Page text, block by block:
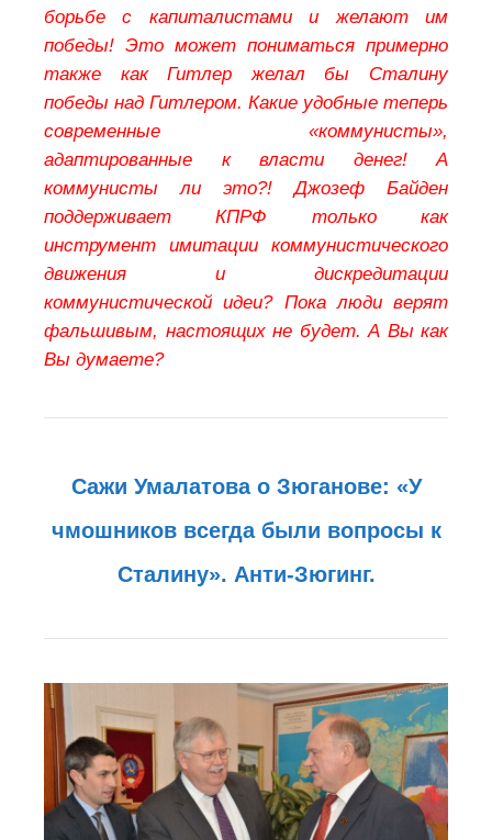
борьбе с капиталистами и желают им
победы! Это может пониматься примерно
также как Гитлер желал бы Сталину
победы над Гитлером. Какие удобные теперь
современные «коммунисты»,
адаптированные к власти денег! А
коммунисты ли это?! Джозеф Байден
поддерживает КПРФ только как
инструмент имитации коммунистического
движения и дискредитации
коммунистической идеи? Пока люди верят
фальшивым, настоящих не будет. А Вы как
Вы думаете?
Сажи Умалатова о Зюганове: «У
чмошников всегда были вопросы к
Сталину». Анти-Зюгинг.